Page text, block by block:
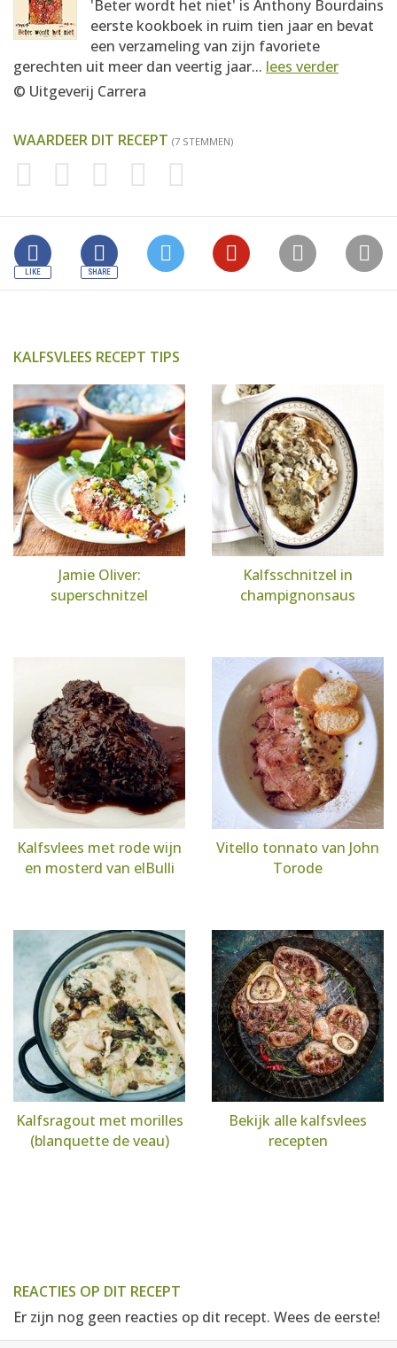
'Beter wordt het niet' is Anthony Bourdains
eerste kookboek in ruim tien jaar en bevat
een verzameling van zijn favoriete
gerechten uit meer dan veertig jaar... lees verder
© Uitgeverij Carrera
WAARDEER DIT RECEPT (7 STEMMEN)
KALFSVLEES RECEPT TIPS
Jamie Oliver:
superschnitzel
Kalfsschnitzel in
champignonsaus
Kalfsvlees met rode wijn
en mosterd van elBulli
Vitello tonnato van John
Torode
Kalfsragout met morilles
(blanquette de veau)
Bekijk alle kalfsvlees
recepten
REACTIES OP DIT RECEPT
Er zijn nog geen reacties op dit recept. Wees de eerste!